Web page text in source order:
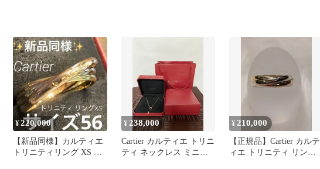
¥220,000
【新品同様】カルティエ
トリニティリング XS サ
¥ 238,000
Cartier カルティエ トリニ
ティ ネックレス ミニモ
¥ 210,000
【正規品】Cartier カルテ
ィエ トリニティ リング